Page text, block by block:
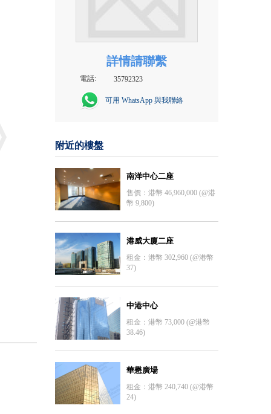
詳情請聯繫
電話: 35792323
可用 WhatsApp 與我聯絡
附近的樓盤
南洋中心二座
售價：港幣 46,960,000 (@港
幣 9,800)
港威大廈二座
租金：港幣 302,960 (@港幣
37)
中港中心
租金：港幣 73,000 (@港幣
38.46)
華懋廣場
租金：港幣 240,740 (@港幣
24)